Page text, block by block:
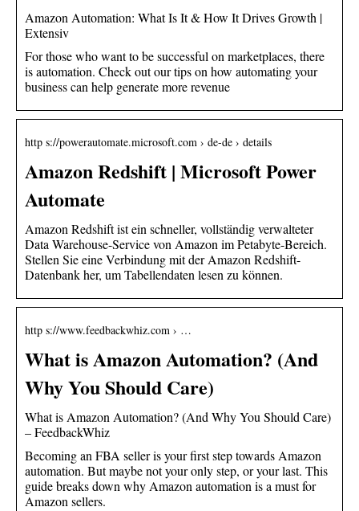
Amazon Automation: What Is It & How It Drives Growth |
Extensiv
For those who want to be successful on marketplaces, there
is automation. Check out our tips on how automating your
business can help generate more revenue
http s://powerautomate.microsoft.com › de-de › details
Amazon Redshift | Microsoft Power
Automate
Amazon Redshift ist ein schneller, vollständig verwalteter
Data Warehouse-Service von Amazon im Petabyte-Bereich.
Stellen Sie eine Verbindung mit der Amazon Redshift-
Datenbank her, um Tabellendaten lesen zu können.
http s://www.feedbackwhiz.com › …
What is Amazon Automation? (And
Why You Should Care)
What is Amazon Automation? (And Why You Should Care)
– FeedbackWhiz
Becoming an FBA seller is your first step towards Amazon
automation. But maybe not your only step, or your last. This
guide breaks down why Amazon automation is a must for
Amazon sellers.